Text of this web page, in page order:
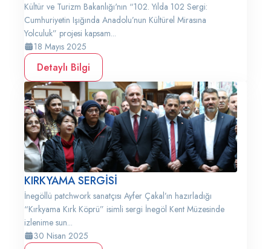
Kültür ve Turizm Bakanlığı'nın “102. Yılda 102 Sergi:
Cumhuriyetin Işığında Anadolu’nun Kültürel Mirasına
Yolculuk” projesi kapsam...
18 Mayıs 2025
Detaylı Bilgi
KIRKYAMA SERGİSİ
İnegöllü patchwork sanatçısı Ayfer Çakal’ın hazırladığı
“Kırkyama Kırk Köprü” isimli sergi İnegöl Kent Müzesinde
izlenime sun...
30 Nisan 2025